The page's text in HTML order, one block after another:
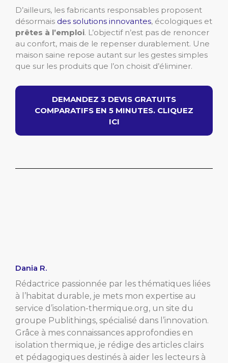
D’ailleurs, les fabricants responsables proposent
désormais des solutions innovantes, écologiques et
prêtes à l’emploi. L’objectif n’est pas de renoncer
au confort, mais de le repenser durablement. Une
maison saine repose autant sur les gestes simples
que sur les produits que l’on choisit d’éliminer.
DEMANDEZ 3 DEVIS GRATUITS
COMPARATIFS EN 5 MINUTES. CLIQUEZ
ICI
Dania R.
Rédactrice passionnée par les thématiques liées
à l’habitat durable, je mets mon expertise au
service d’isolation-thermique.org, un site du
groupe Publithings, spécialisé dans l’innovation.
Grâce à mes connaissances approfondies en
isolation thermique, je rédige des articles clairs
et pédagogiques destinés à aider les lecteurs à